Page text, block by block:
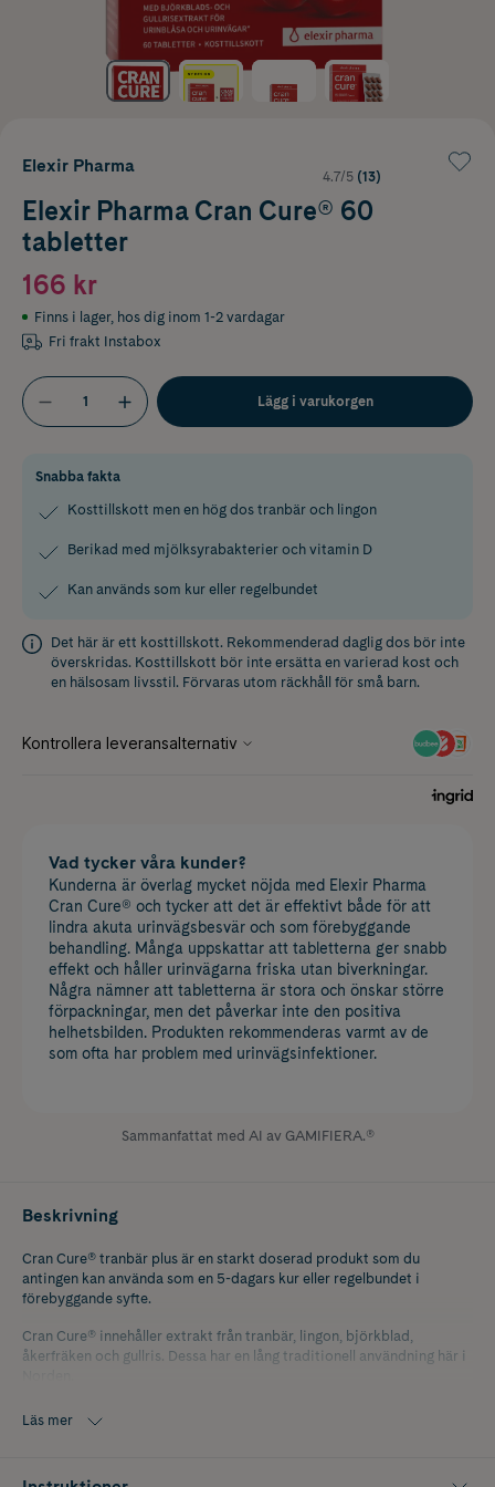
Elexir Pharma
4.7/5 (13)
Elexir Pharma Cran Cure® 60
tabletter
166 kr
Finns i lager, hos dig inom 1-2 vardagar
Fri frakt Instabox
Lägg i varukorgen
Snabba fakta
Kosttillskott men en hög dos tranbär och lingon
Berikad med mjölksyrabakterier och vitamin D
Kan används som kur eller regelbundet
Det här är ett kosttillskott. Rekommenderad daglig dos bör inte
överskridas. Kosttillskott bör inte ersätta en varierad kost och
en hälsosam livsstil. Förvaras utom räckhåll för små barn.
Vad tycker våra kunder?
Kunderna är överlag mycket nöjda med Elexir Pharma
Cran Cure® och tycker att det är effektivt både för att
lindra akuta urinvägsbesvär och som förebyggande
behandling. Många uppskattar att tabletterna ger snabb
effekt och håller urinvägarna friska utan biverkningar.
Några nämner att tabletterna är stora och önskar större
förpackningar, men det påverkar inte den positiva
helhetsbilden. Produkten rekommenderas varmt av de
som ofta har problem med urinvägsinfektioner.
Sammanfattat med AI av GAMIFIERA.®
Beskrivning
Cran Cure® tranbär plus är en starkt doserad produkt som du
antingen kan använda som en 5-dagars kur eller regelbundet i
förebyggande syfte.
Cran Cure® innehåller extrakt från tranbär, lingon, björkblad,
åkerfräken och gullris. Dessa har en lång traditionell användning här i
Utöver växtextrakten tillför Cran Cure® goda bakterier i form av den
Läs mer